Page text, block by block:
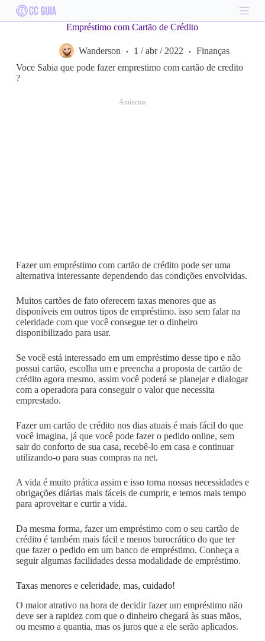
S
k
o
Empréstimo com Cartão de Crédito
Wanderson 1 / abr / 2022
Finanças
Voce Sabia que pode fazer emprestimo com cartão de credito
?
Anúncios
Fazer um empréstimo com cartão de crédito pode ser uma
alternativa interessante dependendo das condições envolvidas.
Muitos cartões de fato oferecem taxas menores que as
disponíveis em outros tipos de empréstimo. isso sem falar na
celeridade com que você consegue ter o dinheiro
disponibilizado para usar.
Se você está interessado em um empréstimo desse tipo e não
possui cartão, escolha um e preencha a proposta de cartão de
crédito agora mesmo, assim você poderá se planejar e dialogar
com a operadora para conseguir o valor que necessita
emprestado.
Fazer um cartão de crédito nos dias atuais é mais fácil do que
você imagina, já que você pode fazer o pedido online, sem
sair do conforto de sua casa, recebê-lo em casa e continuar
utilizando-o para suas compras na net.
A vida é muito prática assim e isso torna nossas necessidades e
obrigações diárias mais fáceis de cumprir, e temos mais tempo
para aproveitar e curtir a vida.
Da mesma forma, fazer um empréstimo com o seu cartão de
crédito é também mais fácil e menos burocrático do que ter
que fazer o pedido em um banco de empréstimo. Conheça a
seguir algumas facilidades dessa modalidade de empréstimo.
Taxas menores e celeridade, mas, cuidado!
O maior atrativo na hora de decidir fazer um empréstimo não
deve ser a rapidez com que o dinheiro chegará às suas mãos,
ou mesmo a quantia, mas os juros que a ele serão aplicados.